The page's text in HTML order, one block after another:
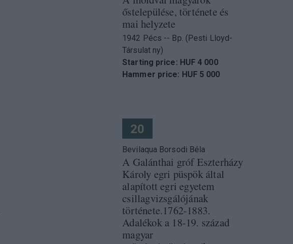
őstelepülése, története és
mai helyzete
1942 Pécs -- Bp. (Pesti Lloyd-
Társulat ny)
Starting price: HUF 4 000
Hammer price: HUF 5 000
20
Bevilaqua Borsodi Béla
A Galánthai gróf Eszterházy
Károly egri püspök által
alapított egri egyetem
csillagvizsgálójának
története.1762-1883.
Adalékok a 18-19. század
magyar